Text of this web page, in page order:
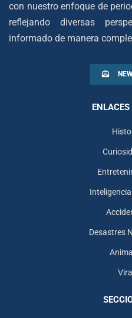
con nuestro enfoque de
reflejando diversas
informado de manera
Desastres
Viral